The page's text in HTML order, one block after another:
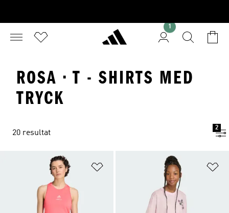
1
ROSA · T - SHIRTS MED
TRYCK
20 resultat
2
Lägg till på önskelistan